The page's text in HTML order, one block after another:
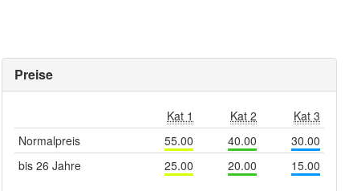
Preise
Kat 1 Kat 2
Kat 3
Normalpreis
55.00 40.00
30.00
bis 26 Jahre
25.00 20.00 15.00